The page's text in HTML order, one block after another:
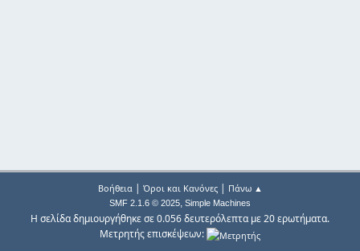
Βοήθεια| Όροι και Κανόνες| Πάνω ▲
SMF 2.1.6 © 2025, Simple Machines
Η σελίδα δημιουργήθηκε σε 0.056 δευτερόλεπτα με 20 ερωτήματα.
Μετρητής επισκέψεων: